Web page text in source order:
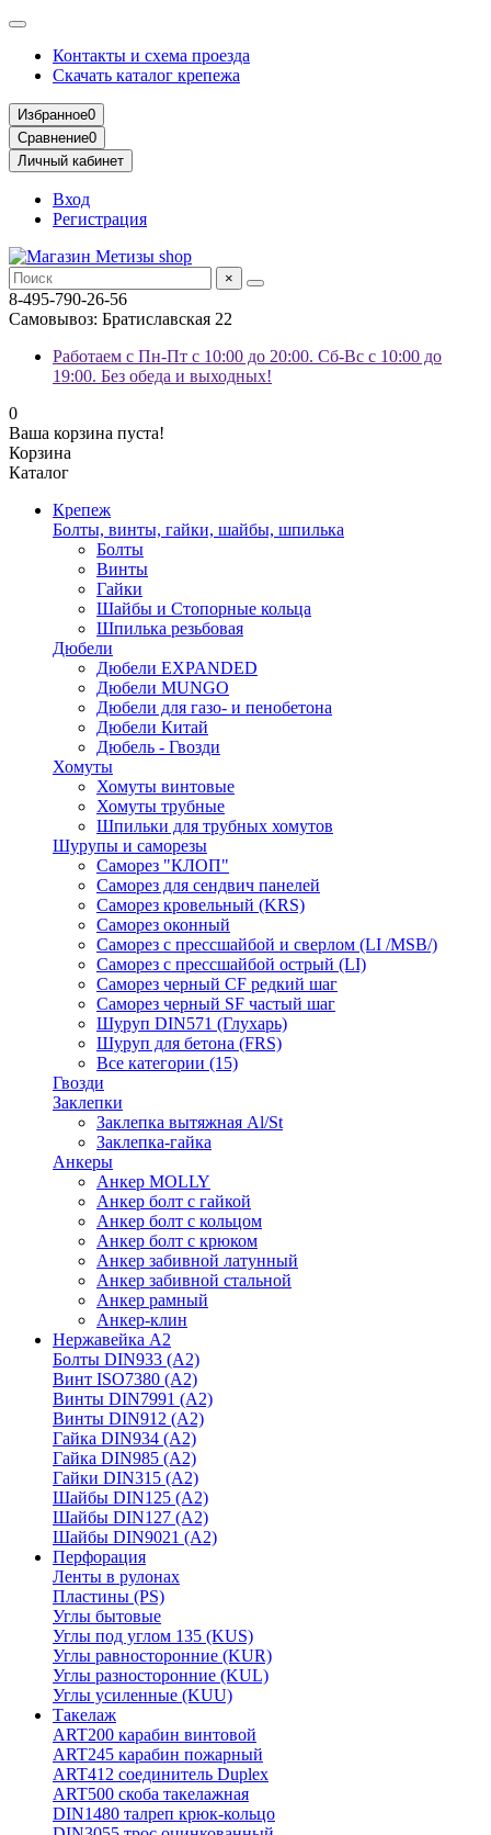
Контакты и схема проезда
Скачать каталог крепежа
Избранное0
Сравнение0
Личный кабинет
Вход
Регистрация
×
8-495-790-26-56
Самовывоз: Братиславская 22
Работаем с Пн-Пт с 10:00 до 20:00. Сб-Вс с 10:00 до
19:00. Без обеда и выходных!
0
Ваша корзина пуста!
Корзина
Каталог
Крепеж
Болты, винты, гайки, шайбы, шпилька
Болты
Винты
Гайки
Шайбы и Стопорные кольца
Шпилька резьбовая
Дюбели
Дюбели EXPANDED
Дюбели MUNGO
Дюбели для газо- и пенобетона
Дюбели Китай
Дюбель - Гвозди
Хомуты
Хомуты винтовые
Хомуты трубные
Шпильки для трубных хомутов
Шурупы и саморезы
Саморез "КЛОП"
Саморез для сендвич панелей
Саморез кровельный (KRS)
Саморез оконный
Саморез с прессшайбой и сверлом (LI /MSB/)
Саморез с прессшайбой острый (LI)
Саморез черный CF редкий шаг
Саморез черный SF частый шаг
Шуруп DIN571 (Глухарь)
Шуруп для бетона (FRS)
Все категории (15)
Гвозди
Заклепки
Заклепка вытяжная Al/St
Заклепка-гайка
Анкеры
Анкер MOLLY
Анкер болт с гайкой
Анкер болт с кольцом
Анкер болт с крюком
Анкер забивной латунный
Анкер забивной стальной
Анкер рамный
Анкер-клин
Нержавейка А2
Болты DIN933 (A2)
Винт ISO7380 (A2)
Винты DIN7991 (A2)
Винты DIN912 (A2)
Гайка DIN934 (A2)
Гайка DIN985 (A2)
Гайки DIN315 (A2)
Шайбы DIN125 (A2)
Шайбы DIN127 (A2)
Шайбы DIN9021 (A2)
Перфорация
Ленты в рулонах
Пластины (PS)
Углы бытовые
Углы под углом 135 (KUS)
Углы равносторонние (KUR)
Углы разносторонние (KUL)
Углы усиленные (KUU)
Такелаж
ART200 карабин винтовой
ART245 карабин пожарный
ART412 соединитель Duplex
ART500 скоба такелажная
DIN1480 талреп крюк-кольцо